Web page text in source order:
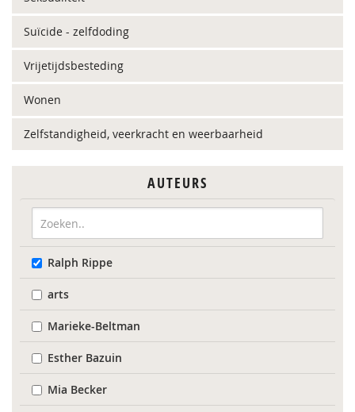
Suïcide - zelfdoding
Vrijetijdsbesteding
Wonen
Zelfstandigheid, veerkracht en weerbaarheid
AUTEURS
Ralph Rippe
arts
Marieke-Beltman
Esther Bazuin
Mia Becker